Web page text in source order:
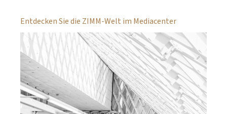
Entdecken Sie die ZIMM-Welt im Mediacenter